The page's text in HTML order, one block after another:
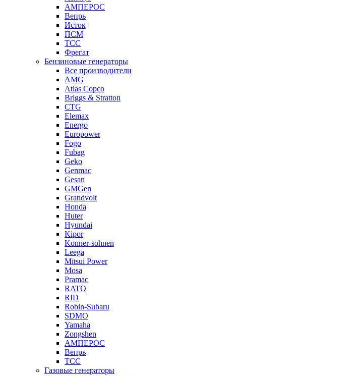
АМПЕРОС
Вепрь
Исток
ПСМ
ТСС
Фрегат
Бензиновые генераторы
Все производители
AMG
Atlas Copco
Briggs & Stratton
CTG
Elemax
Energo
Europower
Fogo
Fubag
Geko
Genmac
Gesan
GMGen
Grandvolt
Honda
Huter
Hyundai
Kipor
Konner-sohnen
Leega
Mitsui Power
Mosa
Pramac
RATO
RID
Robin-Subaru
SDMO
Yamaha
Zongshen
АМПЕРОС
Вепрь
ТСС
Газовые генераторы